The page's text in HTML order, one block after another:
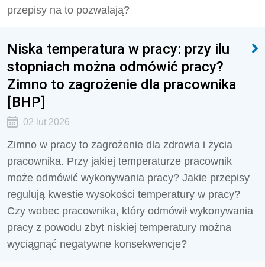
przepisy na to pozwalają?
Niska temperatura w pracy: przy ilu
stopniach można odmówić pracy?
Zimno to zagrożenie dla pracownika
[BHP]
02 lut 2026
Zimno w pracy to zagrożenie dla zdrowia i życia
pracownika. Przy jakiej temperaturze pracownik
może odmówić wykonywania pracy? Jakie przepisy
regulują kwestie wysokości temperatury w pracy?
Czy wobec pracownika, który odmówił wykonywania
pracy z powodu zbyt niskiej temperatury można
wyciągnąć negatywne konsekwencje?